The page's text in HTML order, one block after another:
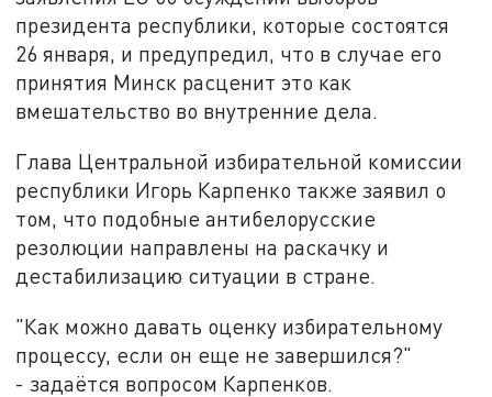
президента республики, которые состоятся
26 января, и предупредил, что в случае его
принятия Минск расценит это как
вмешательство во внутренние дела.
Глава Центральной избирательной комиссии
республики Игорь Карпенко также заявил о
том, что подобные антибелорусские
резолюции направлены на раскачку и
дестабилизацию ситуации в стране.
"Как можно давать оценку избирательному
процессу, если он еще не завершился?"
- задаётся вопросом Карпенков.